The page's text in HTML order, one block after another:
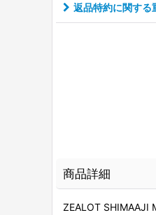
返品特約に関する
商品詳細
ZEALOT SHIMAAJI